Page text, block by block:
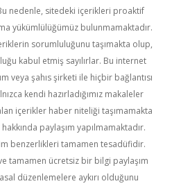
nedenle, sitedeki içerikleri proaktif
yükümlülüğümüz bulunmamaktadır.
sorumluluğunu taşımakta olup,
kabul etmiş sayılırlar. Bu internet
veya şahıs şirketi ile hiçbir bağlantısı
kendi hazırladığımız makaleler
içerikler haber niteliği taşımamakta
paylaşım yapılmamaktadır.
benzerlikleri tamamen tesadüfidir.
tamamen ücretsiz bir bilgi paylaşım
düzenlemelere aykırı olduğunu